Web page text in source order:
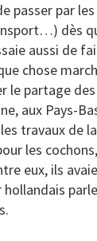
passer par
dès
aussi de
chose
le partage
aux Pays-
travaux de la
les
eux, ils